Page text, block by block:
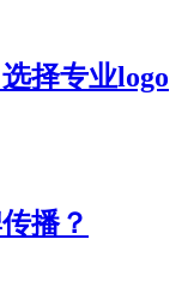
择专业logo
播？